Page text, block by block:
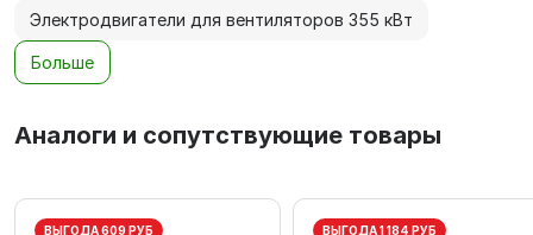
Электродвигатели для вентиляторов 355 кВт
Больше
Аналоги и сопутствующие товары
ВЫГОДА 609 РУБ ВЫГОДА 1 184 РУБ